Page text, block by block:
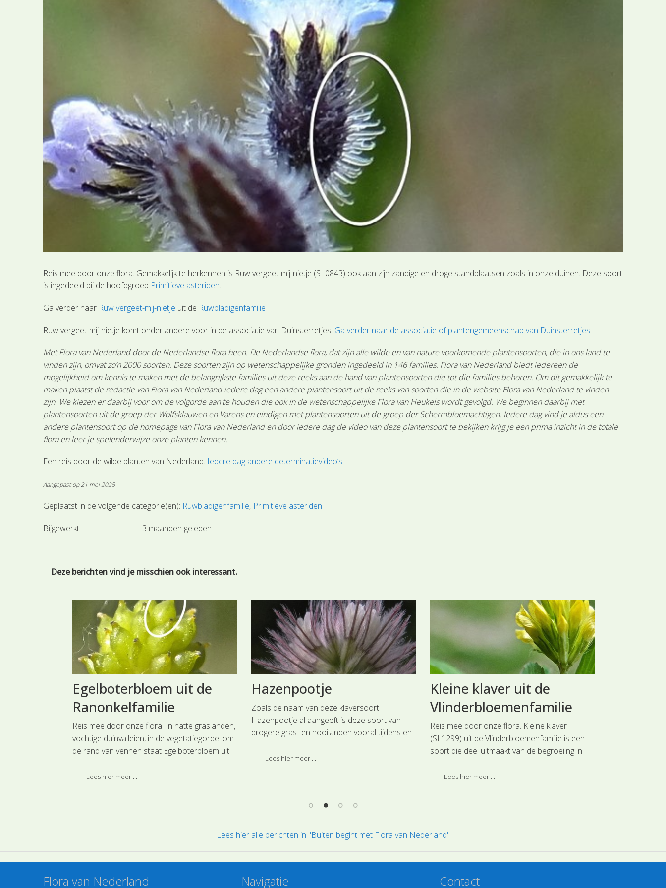
Reis mee door onze flora. Gemakkelijk te herkennen is Ruw vergeet-mij-nietje (SL0843) ook aan zijn zandige en droge standplaatsen zoals in onze duinen. Deze soort
is ingedeeld bij de hoofdgroep Primitieve asteriden.
Ga verder naar Ruw vergeet-mij-nietje uit de Ruwbladigenfamilie
Ruw vergeet-mij-nietje komt onder andere voor in de associatie van Duinsterretjes. Ga verder naar de associatie of plantengemeenschap van Duinsterretjes.
Met Flora van Nederland door de Nederlandse flora heen. De Nederlandse flora, dat zijn alle wilde en van nature voorkomende plantensoorten, die in ons land te
vinden zijn, omvat zo’n 2000 soorten. Deze soorten zijn op wetenschappelijke gronden ingedeeld in 146 families. Flora van Nederland biedt iedereen de
mogelijkheid om kennis te maken met de belangrijkste families uit deze reeks aan de hand van plantensoorten die tot die families behoren. Om dit gemakkelijk te
maken plaatst de redactie van Flora van Nederland iedere dag een andere plantensoort uit de reeks van soorten die in de website Flora van Nederland te vinden
zijn. We kiezen er daarbij voor om de volgorde aan te houden die ook in de wetenschappelijke Flora van Heukels wordt gevolgd. We beginnen daarbij met
plantensoorten uit de groep der Wolfsklauwen en Varens en eindigen met plantensoorten uit de groep der Schermbloemachtigen. Iedere dag vind je aldus een
andere plantensoort op de homepage van Flora van Nederland en door iedere dag de video van deze plantensoort te bekijken krijg je een prima inzicht in de totale
flora en leer je spelenderwijze onze planten kennen.
Een reis door de wilde planten van Nederland. Iedere dag andere determinatievideo’s.
Aangepast op 21 mei 2025
Geplaatst in de volgende categorie(ën): Ruwbladigenfamilie Primitieve asteriden
Bijgewerkt: 3 maanden geleden
Deze berichten vind je misschien ook interessant.
Egelboterbloem uit de
Ranonkelfamilie
Reis mee door onze flora. In natte graslanden,
vochtige duinvalleien, in de vegetatiegordel om
de rand van vennen staat Egelboterbloem uit
bloemen en ongedeelde bladeren. Deze soort
Lees hier meer ...
Hazenpootje
Zoals de naam van deze klaversoort
Hazenpootje al aangeeft is deze soort van
drogere gras- en hooilanden vooral tijdens en
uiterlijk van de bloeiwijzen.
Lees hier meer ...
Kleine klaver uit de
Vlinderbloemenfamilie
Reis mee door onze flora. Kleine klaver
(SL1299) uit de Vlinderbloemenfamilie is een
soort die deel uitmaakt van de begroeiing in
bodemtypen.
Lees hier meer ...
Lees hier alle berichten in "Buiten begint met Flora van Nederland"
Flora van Nederland Navigatie Contact